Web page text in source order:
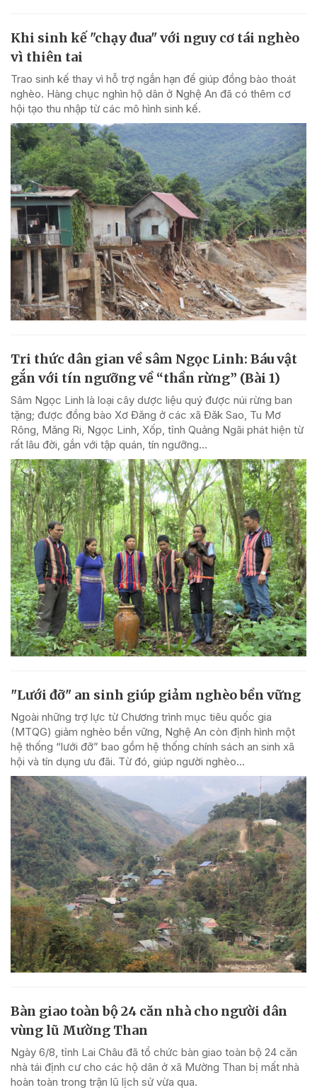
Khi sinh kế "chạy đua" với nguy cơ tái nghèo
vì thiên tai
Trao sinh kế thay vì hỗ trợ ngắn hạn để giúp đồng bào thoát
nghèo. Hàng chục nghìn hộ dân ở Nghệ An đã có thêm cơ
hội tạo thu nhập từ các mô hình sinh kế.
Tri thức dân gian về sâm Ngọc Linh: Báu vật
gắn với tín ngưỡng về “thần rừng” (Bài 1)
Sâm Ngọc Linh là loại cây dược liệu quý được núi rừng ban
tặng; được đồng bào Xơ Đăng ở các xã Đăk Sao, Tu Mơ
Rông, Măng Ri, Ngọc Linh, Xốp, tỉnh Quảng Ngãi phát hiện từ
rất lâu đời, gắn với tập quán, tín ngưỡng...
"Lưới đỡ" an sinh giúp giảm nghèo bền vững
Ngoài những trợ lực từ Chương trình mục tiêu quốc gia
(MTQG) giảm nghèo bền vững, Nghệ An còn định hình một
hệ thống “lưới đỡ” bao gồm hệ thống chính sách an sinh xã
hội và tín dụng ưu đãi. Từ đó, giúp người nghèo...
Bàn giao toàn bộ 24 căn nhà cho người dân
vùng lũ Mường Than
Ngày 6/8, tỉnh Lai Châu đã tổ chức bàn giao toàn bộ 24 căn
nhà tái định cư cho các hộ dân ở xã Mường Than bị mất nhà
hoàn toàn trong trận lũ lịch sử vừa qua.